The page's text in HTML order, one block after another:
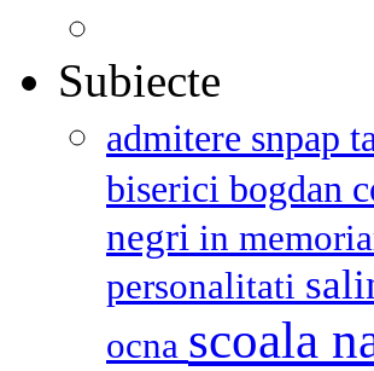
Subiecte
admitere snpap
biserici bogdan
negri in
personalitati
ocna scoala